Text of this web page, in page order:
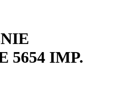
5654 IMP.